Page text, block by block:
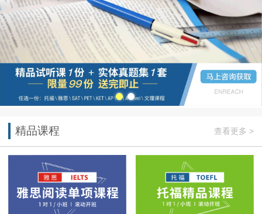
精品课程 查看更多 >